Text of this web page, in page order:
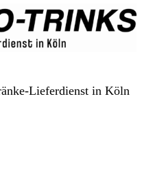
Lieferdienst in Köln